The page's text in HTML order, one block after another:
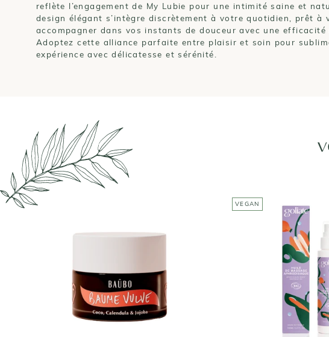
reflète l’engagement de My Lubie pour une intimité saine et
design élégant s’intègre discrètement à votre quotidien, prêt à
accompagner dans vos instants de douceur avec une efficacité
Adoptez cette alliance parfaite entre plaisir et soin pour
expérience avec délicatesse et sérénité.
Apaisant
45,90€
Tailles : 50ml - 15ml
VEGAN
GOLIATE
Huile de
26,90€
Taille : 100